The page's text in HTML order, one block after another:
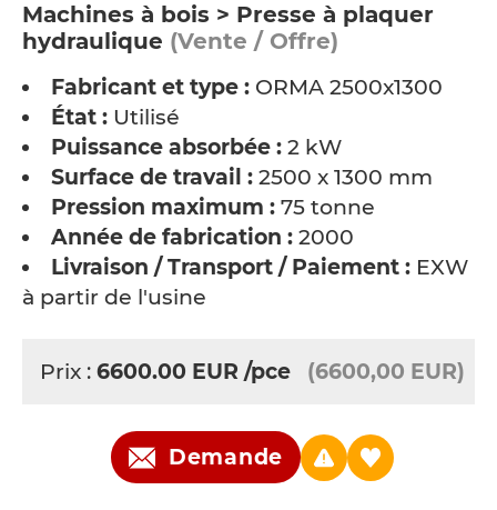
Machines à bois > Presse à plaquer
hydraulique (Vente / Offre)
Fabricant et type : ORMA 2500x1300
État : Utilisé
Puissance absorbée : 2 kW
Surface de travail : 2500 x 1300 mm
Pression maximum : 75 tonne
Année de fabrication : 2000
Livraison / Transport / Paiement : EXW -
à partir de l'usine
Prix : 6600.00 EUR /pce (6600,00 EUR)
Demande